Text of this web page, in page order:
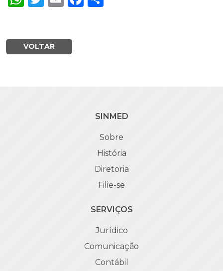
VOLTAR
SINMED
Sobre
História
Diretoria
Filie-se
SERVIÇOS
Jurídico
Comunicação
Contábil